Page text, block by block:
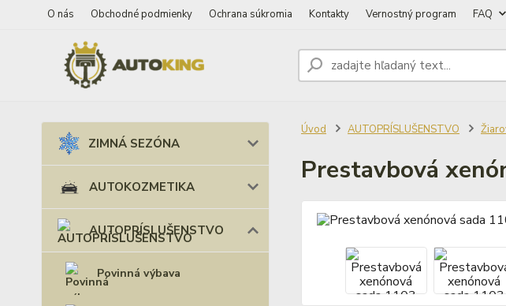
O nás Obchodné podmienky Ochrana súkromia Kontakty Vernostný program FAQ
ZIMNÁ SEZÓNA
AUTOKOZMETIKA
AUTOPRÍSLUŠENSTVO
Povinná výbava
Úvod AUTOPRÍSLUŠENSTVO
Prestavbová